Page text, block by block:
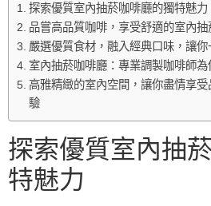
探索優質室內抽菸咖啡廳的獨特魅力
品嘗高品質咖啡，享受舒適的室內抽
嚴選優質食材，融入經典口味，讓
室內抽菸咖啡廳：專業調製咖啡師
高雅精緻的室內空間，讓你盡情享
驗
探索優質室內抽
特魅力